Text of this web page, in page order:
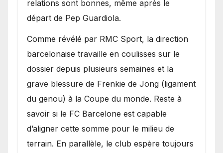
relations sont bonnes, même après le
départ de Pep Guardiola.
​Comme révélé par RMC Sport, la direction
barcelonaise travaille en coulisses sur le
dossier depuis plusieurs semaines et la
grave blessure de Frenkie de Jong (ligament
du genou) à la Coupe du monde. Reste à
savoir si le FC Barcelone est capable
d’aligner cette somme pour le milieu de
terrain. En parallèle, le club espère toujours